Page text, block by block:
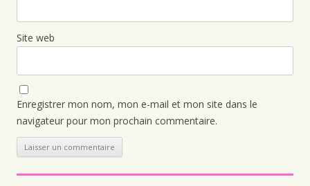
Site web
Enregistrer mon nom, mon e-mail et mon site dans le
navigateur pour mon prochain commentaire.